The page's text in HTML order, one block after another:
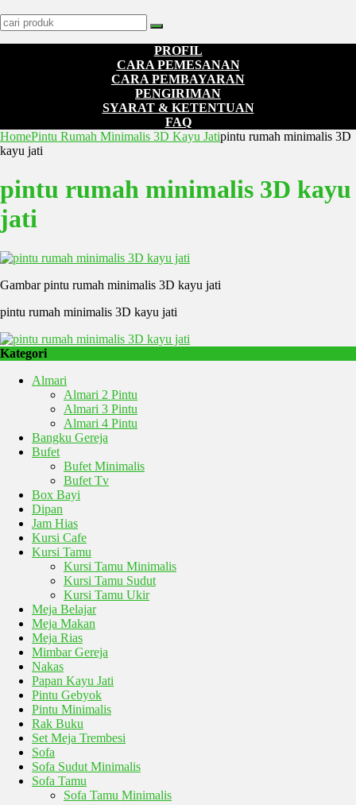
PROFIL
CARA PEMESANAN
CARA PEMBAYARAN
PENGIRIMAN
SYARAT & KETENTUAN
FAQ
HomePintu Rumah Minimalis 3D Kayu Jatipintu rumah minimalis 3D
kayu jati
pintu rumah minimalis 3D kayu
jati
Gambar pintu rumah minimalis 3D kayu jati
pintu rumah minimalis 3D kayu jati
Kategori
Almari
Almari 2 Pintu
Almari 3 Pintu
Almari 4 Pintu
Bangku Gereja
Bufet
Bufet Minimalis
Bufet Tv
Box Bayi
Dipan
Jam Hias
Kursi Cafe
Kursi Tamu
Kursi Tamu Minimalis
Kursi Tamu Sudut
Kursi Tamu Ukir
Meja Belajar
Meja Makan
Meja Rias
Mimbar Gereja
Nakas
Papan Kayu Jati
Pintu Gebyok
Pintu Minimalis
Rak Buku
Set Meja Trembesi
Sofa
Sofa Sudut Minimalis
Sofa Tamu
Sofa Tamu Minimalis